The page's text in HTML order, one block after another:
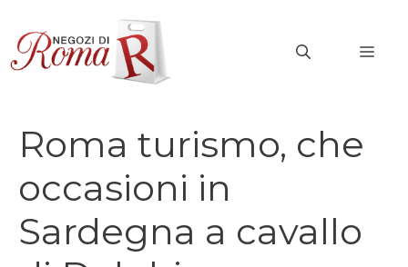
contenuto
Roma turismo, che
occasioni in
Sardegna a cavallo